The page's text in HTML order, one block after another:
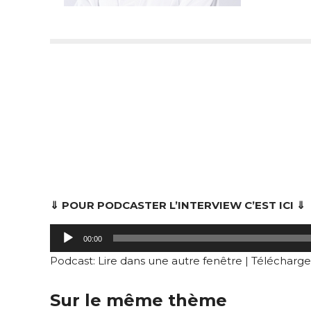
⇓ POUR PODCASTER L’INTERVIEW C’EST ICI ⇓
Lecteur
audio
00:00
Podcast: Lire dans une autre fenêtre |
Sur le même thème